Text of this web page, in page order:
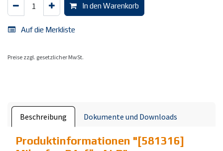
In den Warenkorb
Auf die Merkliste
Preise zzgl. gesetzlicher MwSt.
Beschreibung Dokumente und Downloads
Produktinformationen " [581316]